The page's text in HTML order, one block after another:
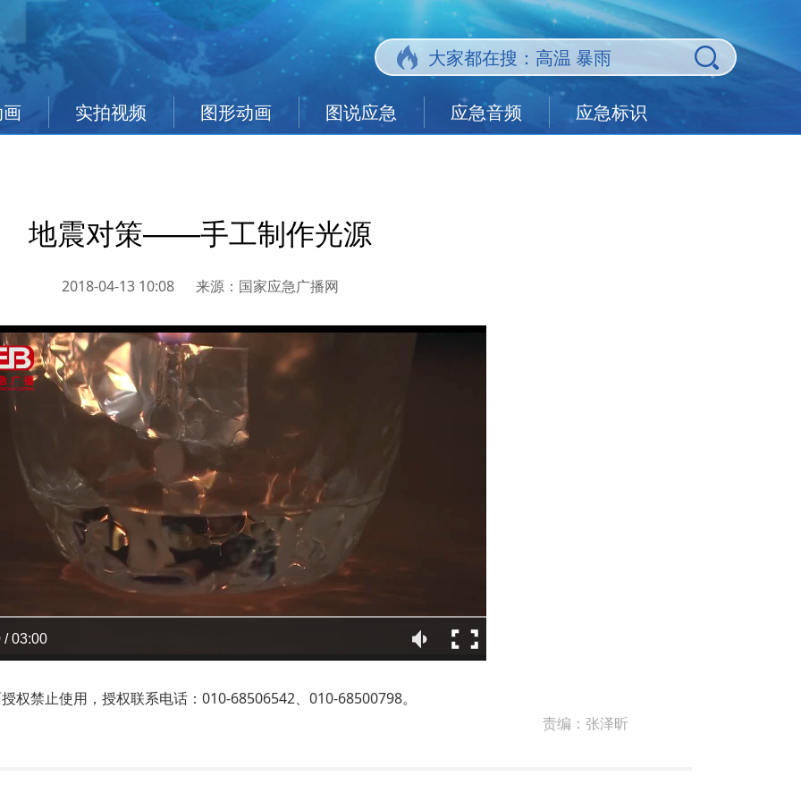
实拍视频 图形动画 图说应急 应急音频 应急标识
地震对策——手工制作光源
2018-04-13 10:08 来源： 国家应急广播网
/ 03:00
权禁止使用，授权联系电话：010-68506542、010-68500798。
责编： 张泽昕